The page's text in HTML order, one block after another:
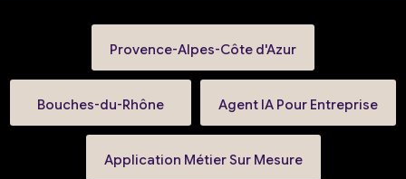
Provence-Alpes-Côte d'Azur
Bouches-du-Rhône Agent IA Pour Entreprise
Application Métier Sur Mesure